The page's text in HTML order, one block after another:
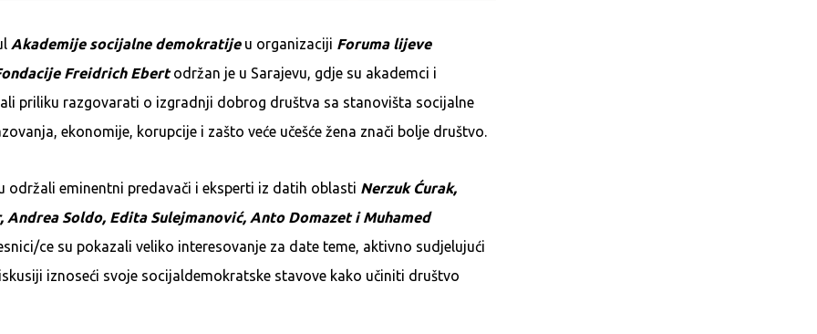
Akademije socijalne demokratijeu organizaciji Foruma lijeve
Freidrich Ebertodržan je u Sarajevu, gdje su akademci i
priliku razgovarati o izgradnji dobrog društva sa stanovišta socijalne
ekonomije, korupcije i zašto veće učešće žena znači bolje društvo.
održali eminentni predavači i eksperti iz datih oblasti Nerzuk Ćurak,
Andrea Soldo, Edita Sulejmanović, Anto Domazet i Muhamed
ce su pokazali veliko interesovanje za date teme, aktivno sudjelujući
iznoseći svoje socijaldemokratske stavove kako učiniti društvo